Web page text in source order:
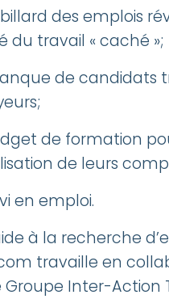
des emplois
du travail « caché »;
de candidats
de formation
de leurs
en emploi.
à la recherche
travaille en
Groupe Inter-Action